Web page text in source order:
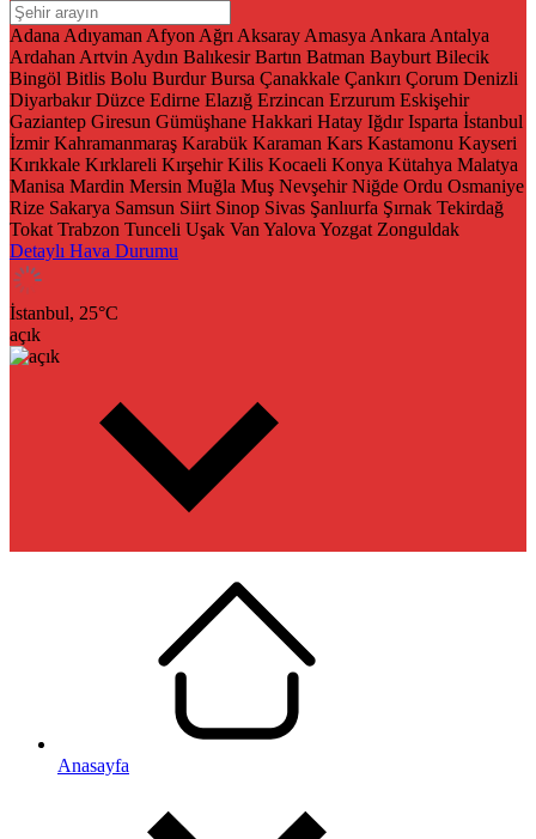
Adana Adıyaman Afyon Ağrı Aksaray Amasya Ankara Antalya
Ardahan Artvin Aydın Balıkesir Bartın Batman Bayburt Bilecik
Bingöl Bitlis Bolu Burdur Bursa Çanakkale Çankırı Çorum Denizli
Diyarbakır Düzce Edirne Elazığ Erzincan Erzurum Eskişehir
Gaziantep Giresun Gümüşhane Hakkari Hatay Iğdır Isparta İstanbul
İzmir Kahramanmaraş Karabük Karaman Kars Kastamonu Kayseri
Kırıkkale Kırklareli Kırşehir Kilis Kocaeli Konya Kütahya Malatya
Manisa Mardin Mersin Muğla Muş Nevşehir Niğde Ordu Osmaniye
Rize Sakarya Samsun Siirt Sinop Sivas Şanlıurfa Şırnak Tekirdağ
Tokat Trabzon Tunceli Uşak Van Yalova Yozgat Zonguldak
Detaylı Hava Durumu
İstanbul, 25°C
açık
Anasayfa